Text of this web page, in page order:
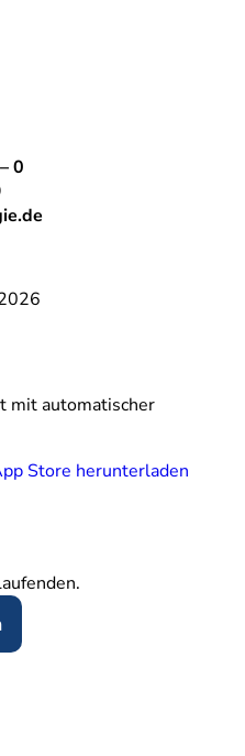
0
mit automatischer